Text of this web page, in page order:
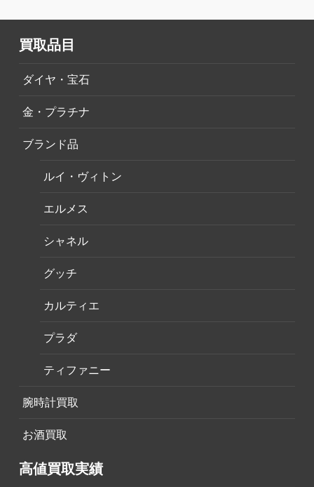
買取品目
ダイヤ・宝石
金・プラチナ
ブランド品
ルイ・ヴィトン
エルメス
シャネル
グッチ
カルティエ
プラダ
ティファニー
腕時計買取
お酒買取
高値買取実績